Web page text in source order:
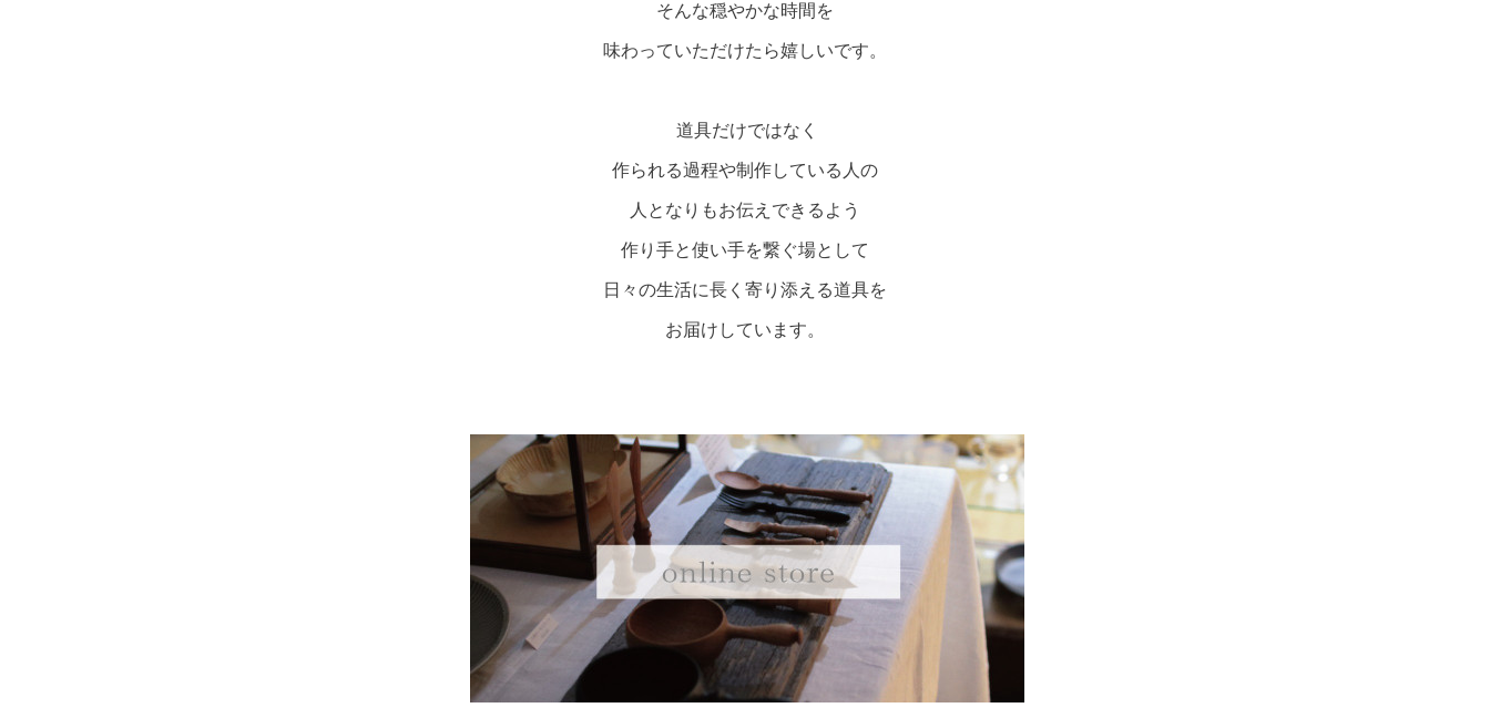
そんな穏やかな時間を
味わっていただけたら嬉しいです。
道具だけではなく
作られる過程や制作している人の
人となりもお伝えできるよう
作り手と使い手を繋ぐ場として
日々の生活に長く寄り添える道具を
お届けしています。